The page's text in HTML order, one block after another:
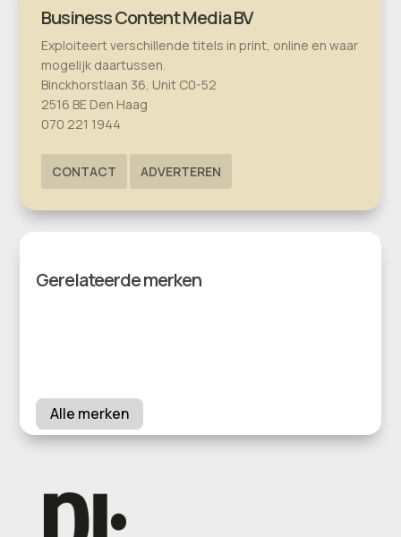
Business Content Media BV
Exploiteert verschillende titels in print, online en waar
mogelijk daartussen.
Binckhorstlaan 36, Unit C0-52
2516 BE Den Haag
070 221 1944
CONTACT ADVERTEREN
Gerelateerde merken
Alle merken